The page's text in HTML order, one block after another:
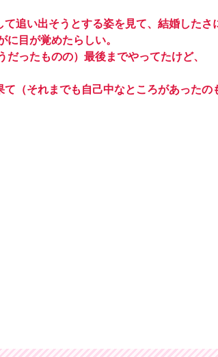
追い出そうとする姿を見て、結婚したさ
目が覚めたらしい。
ったものの）最後までやってたけど、
（それまでも自己中なところがあったの